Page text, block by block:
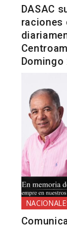
DASAC
raciones
Domingo